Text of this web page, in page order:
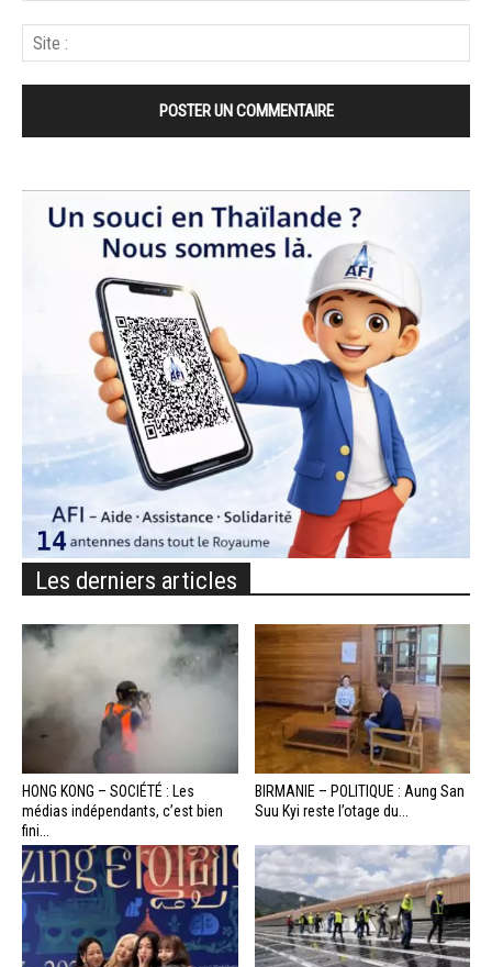
Les derniers articles
HONG KONG – SOCIÉTÉ : Les
médias indépendants, c’est bien
fini...
BIRMANIE – POLITIQUE : Aung San
Suu Kyi reste l’otage du...